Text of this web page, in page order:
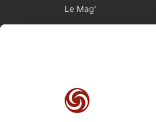
Le Mag'